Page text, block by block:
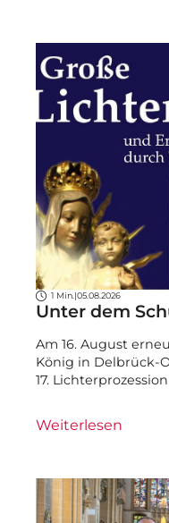
1 Min.|05.08.2026
Unter dem
Am 16. August
König in Delbrück-
17.
Weiterlesen